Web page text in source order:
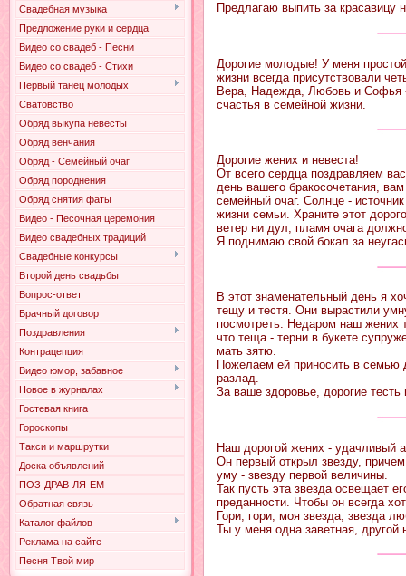
Свадебная музыка
Предложение руки и сердца
Видео со свадеб - Песни
Видео со свадеб - Стихи
Первый танец молодых
Сватовство
Обряд выкупа невесты
Обряд венчания
Обряд - Семейный очаг
Обряд породнения
Обряд снятия фаты
Видео - Песочная церемония
Видео свадебных традиций
Свадебные конкурсы
Второй день свадьбы
Вопрос-ответ
Брачный договор
Поздравления
Контрацепция
Видео юмор, забавное
Новое в журналах
Гостевая книга
Гороскопы
Такси и маршрутки
Доска объявлений
ПОЗ-ДРАВ-ЛЯ-ЕМ
Обратная связь
Каталог файлов
Реклама на сайте
Песня Твой мир
Предлагаю выпить за красавицу
Дорогие молодые! У меня
жизни всегда присутствовали
Вера, Надежда, Любовь и Софья
счастья в семейной жизни.
Дорогие жених и невеста!
От всего сердца поздравляем
день вашего бракосочетания,
семейный очаг. Солнце -
жизни семьи. Храните этот
ветер ни дул, пламя очага
Я поднимаю свой бокал за
В этот знаменательный день я
тещу и тестя. Они вырастили
посмотреть. Недаром наш жених
что теща - терни в букете
мать зятю.
Пожелаем ей приносить в семью
разлад.
За ваше здоровье, дорогие
Наш дорогой жених - удачливый
Он первый открыл звезду,
уму - звезду первой величины.
Так пусть эта звезда освещает
преданности. Чтобы он всегда
Гори, гори, моя звезда, звезда
Ты у меня одна заветная, другой